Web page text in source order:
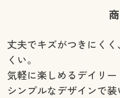
丈夫でキズがつきにく
くい。
気軽に楽しめるデイリー
シンプルなデザインで